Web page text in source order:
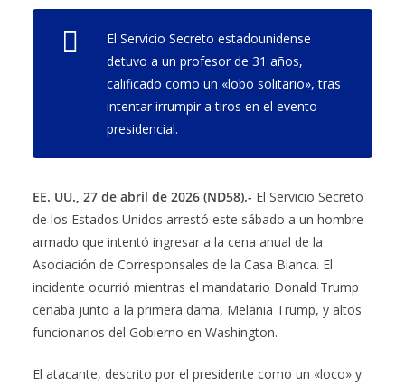
El Servicio Secreto estadounidense
detuvo a un profesor de 31 años,
calificado como un «lobo solitario», tras
intentar irrumpir a tiros en el evento
presidencial.
EE. UU., 27 de abril de 2026 (ND58).- El Servicio Secreto
de los Estados Unidos arrestó este sábado a un hombre
armado que intentó ingresar a la cena anual de la
Asociación de Corresponsales de la Casa Blanca. El
incidente ocurrió mientras el mandatario Donald Trump
cenaba junto a la primera dama, Melania Trump, y altos
funcionarios del Gobierno en Washington.
El atacante, descrito por el presidente como un «loco» y